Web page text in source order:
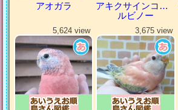
アオガラ
アキクサインコ（秋草インコ）
ルビノー
5,624 view 3,675 view